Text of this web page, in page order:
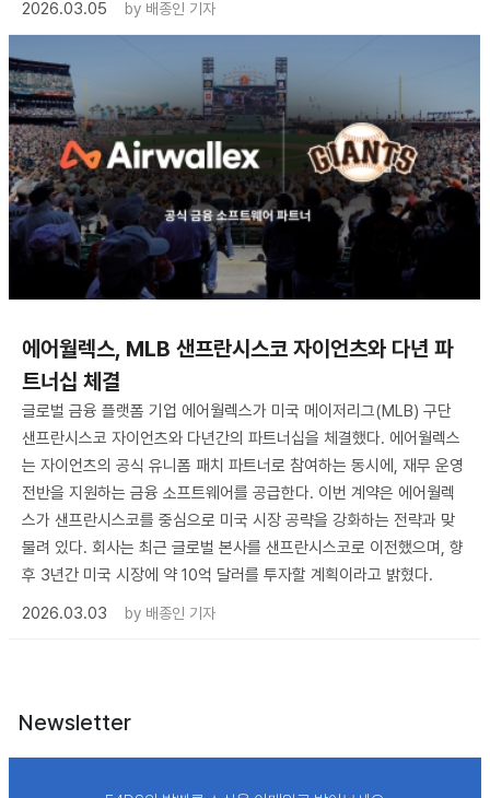
2026.03.05 by 배종인 기자
에어월렉스, MLB 샌프란시스코 자이언츠와 다년 파
트너십 체결
글로벌 금융 플랫폼 기업 에어월렉스가 미국 메이저리그(MLB) 구단
샌프란시스코 자이언츠와 다년간의 파트너십을 체결했다. 에어월렉스
는 자이언츠의 공식 유니폼 패치 파트너로 참여하는 동시에, 재무 운영
전반을 지원하는 금융 소프트웨어를 공급한다. 이번 계약은 에어월렉
스가 샌프란시스코를 중심으로 미국 시장 공략을 강화하는 전략과 맞
물려 있다. 회사는 최근 글로벌 본사를 샌프란시스코로 이전했으며, 향
후 3년간 미국 시장에 약 10억 달러를 투자할 계획이라고 밝혔다.
2026.03.03
by 배종인 기자
Newsletter